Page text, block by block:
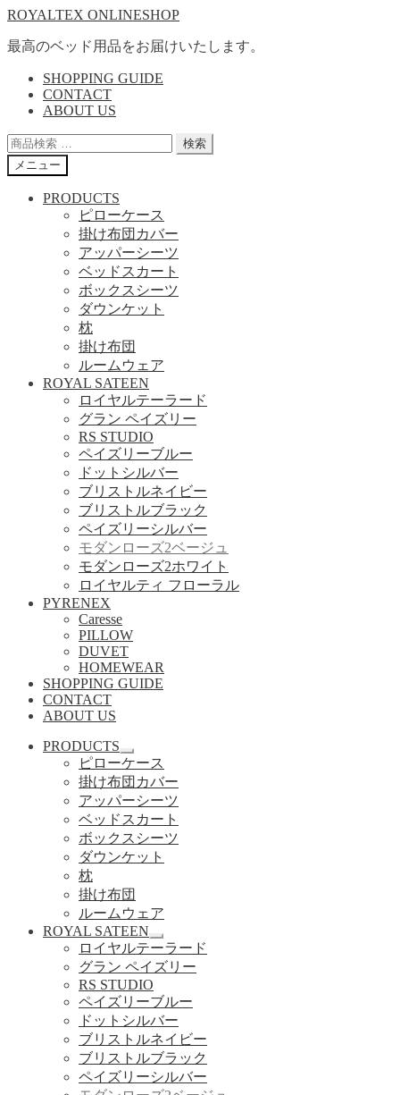
ナ
ゲ
へ
ス
コ
テ
キ
ッ
ROYALTEX ONLINESHOP
最高のベッド用品をお届けいたします。
SHOPPING GUIDE
CONTACT
ABOUT US
検
索
対
検索
メニュー
PRODUCTS
ピローケース
掛け布団カバー
アッパーシーツ
ベッドスカート
ボックスシーツ
ダウンケット
枕
掛け布団
ルームウェア
ROYAL SATEEN
ロイヤルテーラード
グラン ペイズリー
RS STUDIO
ペイズリーブルー
ドットシルバー
ブリストルネイビー
ブリストルブラック
ペイズリーシルバー
モダンローズ2ベージュ
モダンローズ2ホワイト
ロイヤルティ フローラル
PYRENEX
Caresse
PILLOW
DUVET
HOMEWEAR
SHOPPING GUIDE
CONTACT
ABOUT US
PRODUCTS
サ
ブ
メ
ニ
ュ
ー
を
開
ピローケース
掛け布団カバー
アッパーシーツ
ベッドスカート
ボックスシーツ
ダウンケット
枕
掛け布団
ルームウェア
ROYAL SATEEN
サ
ブ
メ
ニ
ュ
ー
を
展
開
ロイヤルテーラード
グラン ペイズリー
RS STUDIO
ペイズリーブルー
ドットシルバー
ブリストルネイビー
ブリストルブラック
ペイズリーシルバー